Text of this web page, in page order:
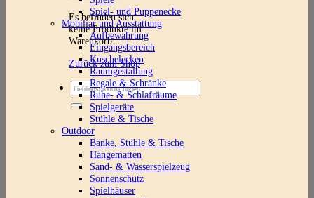
Es befinden sich
keine Produkte im
Warenkorb.
Zurück zum Shop
Suchen
nach:
Spiel- und Puppenecke
Mobiliar und Ausstattung
Aufbewahrung
Eingangsbereich
Kuschelecken
Raumgestaltung
Regale & Schränke
Ruhe- & Schlafräume
Spielgeräte
Stühle & Tische
Outdoor
Bänke, Stühle & Tische
Hängematten
Sand- & Wasserspielzeug
Sonnenschutz
Spielhäuser